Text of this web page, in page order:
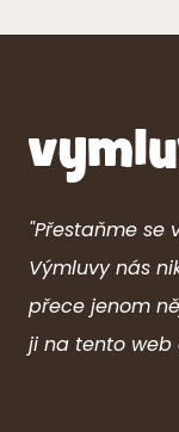
"Přestaňme se
Výmluvy nás
přece jenom
ji na tento web